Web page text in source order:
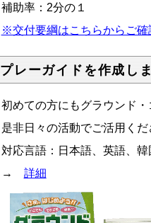
補助率：2分の１
※交付要綱はこちらからご確
プレーガイドを作成し
初めての方にもグラウンド
是非日々の活動でご活用くだ
対応言語：日本語、英語、
→ 詳細